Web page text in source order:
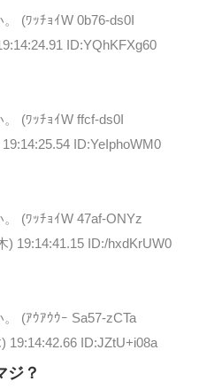
(ﾜｯﾁｮｲW 0b76-ds0I
ID:YQhKFXg60
(ﾜｯﾁｮｲW ffcf-ds0I
ID:YeIphoWM0
(ﾜｯﾁｮｲW 47af-ONYz
) 19:14:41.15 ID:/hxdKrUW0
(ｱｳｱｳｳｰ Sa57-zCTa
19:14:42.66 ID:JZtU+i08a
ジ？